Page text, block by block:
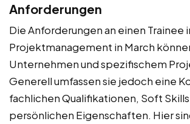
Anforderungen
Die Anforderungen an einen Trainee
Projektmanagement in March
Unternehmen und spezifischem
Generell umfassen sie jedoch eine
fachlichen Qualifikationen, Soft
persönlichen Eigenschaften. Hier